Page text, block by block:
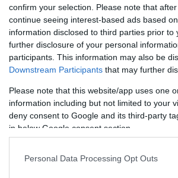
confirm your selection. Please note that
continue seeing interest-based ads based
information disclosed to third parties prior
further disclosure of your personal
participants. This information may also be
Downstream Participants that may further
Please note that this website/app uses one
information including but not limited to your
deny consent to Google and its third-party
in below Google consent section.
Personal Data Processing Opt Outs
Hozzászólások
a BYD első